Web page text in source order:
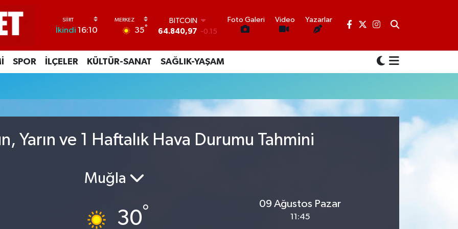
İkindi 16:10 35°
BITCOIN
64.840,97 -0.15
47,7436 0.18
EURO
55,2510 0.32
GRAM ALTIN
6660.55 0
13.779
-14
Foto Galeri Video Yazarlar
SPOR İLÇELER KÜLTÜR-SANAT SAĞLIK-YAŞAM
Yarın ve 1 Haftalık Hava Durumu Tahmini
Muğla
30°
09 Ağustos Pazar
11:45